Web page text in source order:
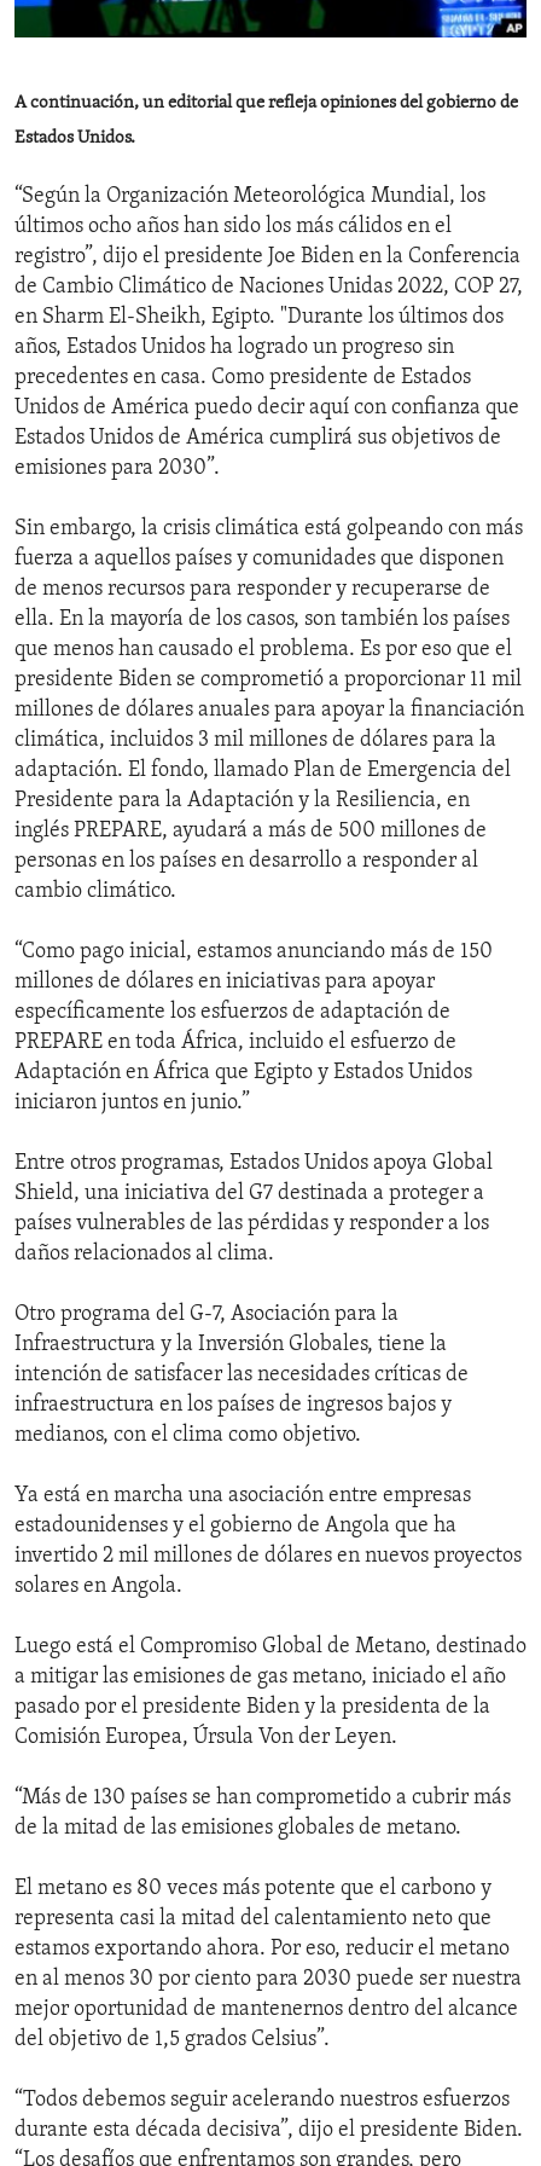
ENVIRONMENT AND HEALTH
A continuación, un editorial que refleja opiniones del gobierno de
Estados Unidos.
“Según la Organización Meteorológica Mundial, los
últimos ocho años han sido los más cálidos en el
registro”, dijo el presidente Joe Biden en la Conferencia
de Cambio Climático de Naciones Unidas 2022, COP 27,
en Sharm El-Sheikh, Egipto. "Durante los últimos dos
años, Estados Unidos ha logrado un progreso sin
precedentes en casa. Como presidente de Estados
Unidos de América puedo decir aquí con confianza que
Estados Unidos de América cumplirá sus objetivos de
emisiones para 2030”.
Sin embargo, la crisis climática está golpeando con más
fuerza a aquellos países y comunidades que disponen
de menos recursos para responder y recuperarse de
ella. En la mayoría de los casos, son también los países
que menos han causado el problema. Es por eso que el
presidente Biden se comprometió a proporcionar 11 mil
millones de dólares anuales para apoyar la financiación
climática, incluidos 3 mil millones de dólares para la
adaptación. El fondo, llamado Plan de Emergencia del
Presidente para la Adaptación y la Resiliencia, en
inglés PREPARE, ayudará a más de 500 millones de
personas en los países en desarrollo a responder al
cambio climático.
“Como pago inicial, estamos anunciando más de 150
millones de dólares en iniciativas para apoyar
específicamente los esfuerzos de adaptación de
PREPARE en toda África, incluido el esfuerzo de
Adaptación en África que Egipto y Estados Unidos
iniciaron juntos en junio.”
Entre otros programas, Estados Unidos apoya Global
Shield, una iniciativa del G7 destinada a proteger a
países vulnerables de las pérdidas y responder a los
daños relacionados al clima.
Otro programa del G-7, Asociación para la
Infraestructura y la Inversión Globales, tiene la
intención de satisfacer las necesidades críticas de
infraestructura en los países de ingresos bajos y
medianos, con el clima como objetivo.
Ya está en marcha una asociación entre empresas
estadounidenses y el gobierno de Angola que ha
invertido 2 mil millones de dólares en nuevos proyectos
solares en Angola.
Luego está el Compromiso Global de Metano, destinado
a mitigar las emisiones de gas metano, iniciado el año
pasado por el presidente Biden y la presidenta de la
Comisión Europea, Úrsula Von der Leyen.
“Más de 130 países se han comprometido a cubrir más
de la mitad de las emisiones globales de metano.
El metano es 80 veces más potente que el carbono y
representa casi la mitad del calentamiento neto que
estamos exportando ahora. Por eso, reducir el metano
en al menos 30 por ciento para 2030 puede ser nuestra
mejor oportunidad de mantenernos dentro del alcance
del objetivo de 1,5 grados Celsius”.
“Todos debemos seguir acelerando nuestros esfuerzos
durante esta década decisiva”, dijo el presidente Biden.
“Los desafíos que enfrentamos son grandes, pero